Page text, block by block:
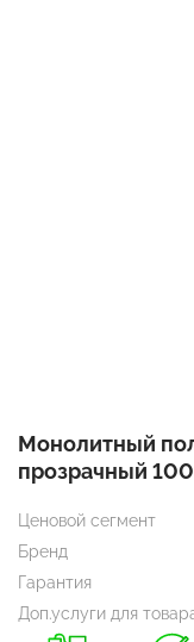
Монолитный
прозрачный
Ценовой сегмент
Бренд
Гарантия
Доп.услуги для